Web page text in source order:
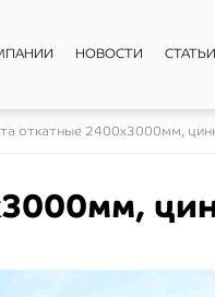
НОВОСТИ СТАТЬИ
откатные 2400x3000мм,